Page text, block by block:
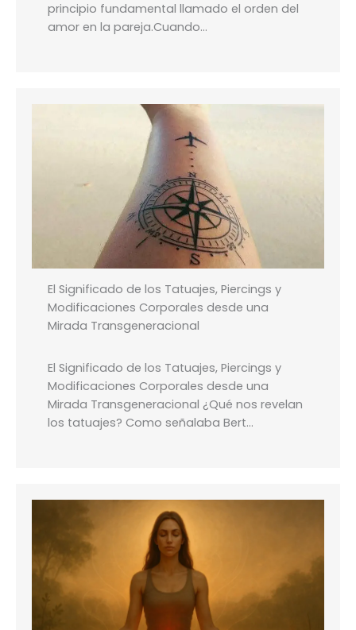
principio fundamental llamado el orden del
amor en la pareja.Cuando…
El Significado de los Tatuajes, Piercings y
Modificaciones Corporales desde una
Mirada Transgeneracional
El Significado de los Tatuajes, Piercings y
Modificaciones Corporales desde una
Mirada Transgeneracional ¿Qué nos revelan
los tatuajes? Como señalaba Bert…